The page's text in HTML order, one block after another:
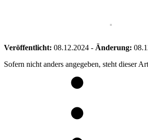
Veröffentlicht: 08.12.2024 - Änderung:
Sofern nicht anders angegeben, steht dieser